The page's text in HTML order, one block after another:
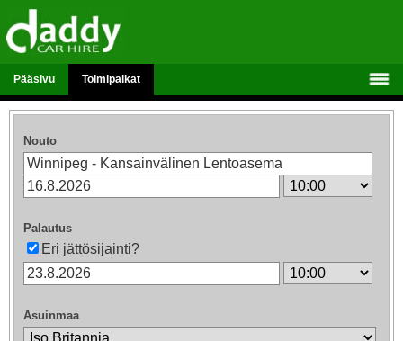
Pääsivu Toimipaikat
Nouto
Palautus
Eri jättösijainti?
Asuinmaa